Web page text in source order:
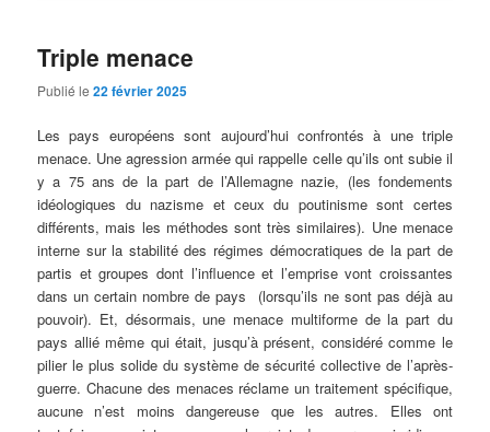
Triple menace
Publié le22 février 2025
Les pays européens sont aujourd’hui confrontés à une triple
menace. Une agression armée qui rappelle celle qu’ils ont subie il
y a 75 ans de la part de l’Allemagne nazie, (les fondements
idéologiques du nazisme et ceux du poutinisme sont certes
différents, mais les méthodes sont très similaires). Une menace
interne sur la stabilité des régimes démocratiques de la part de
partis et groupes dont l’influence et l’emprise vont croissantes
dans un certain nombre de pays (lorsqu’ils ne sont pas déjà au
pouvoir). Et, désormais, une menace multiforme de la part du
pays allié même qui était, jusqu’à présent, considéré comme le
pilier le plus solide du système de sécurité collective de l’après-
guerre. Chacune des menaces réclame un traitement spécifique,
aucune n’est moins dangereuse que les autres. Elles ont